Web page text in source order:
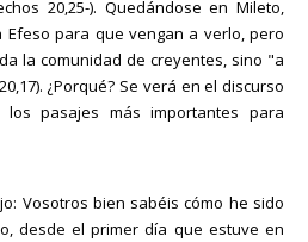
20,25-). Quedándose en Mileto,
para que vengan a verlo, pero
la comunidad de creyentes, sino "a
¿Porqué? Se verá en el discurso
pasajes más importantes para
Vosotros bien sabéis cómo he sido
desde el primer día que estuve en